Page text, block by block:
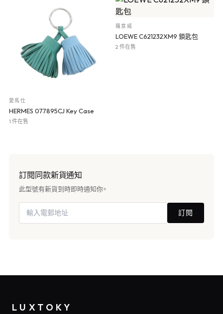
愛馬仕
HERMES 077895CJ Key Case
1 件在售
羅意威
LOEWE C621232XM9 鎖匙包
2 件在售
訂閱同款新貨通知
此型號有新貨到時即時通知你。
訂閱
LUXTOKY